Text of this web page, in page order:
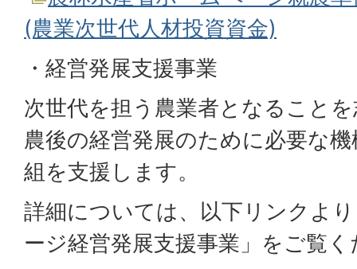
(農業次世代人材投資資金)
・経営発展支援事業
次世代を担う農業者となること
農後の経営発展のために必要な
組を支援します。
詳細については、以下リンクよ
ージ経営発展支援事業」をご覧